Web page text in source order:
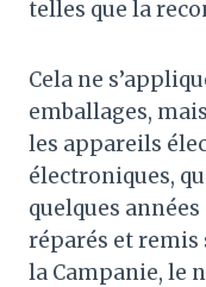
telles que la
Cela ne
emballages,
les appareils
électroniques,
quelques
réparés et remis
la Campanie, le